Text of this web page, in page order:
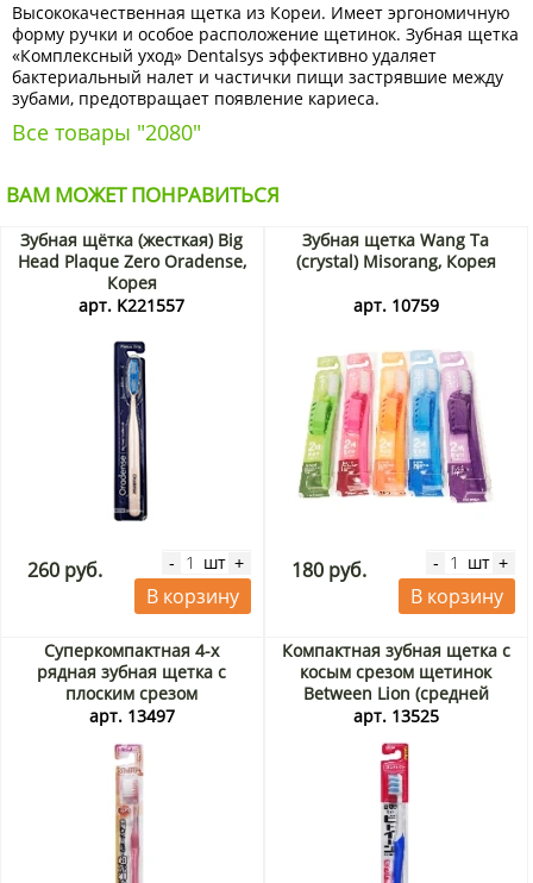
Высококачественная щетка из Кореи. Имеет эргономичную
форму ручки и особое расположение щетинок. Зубная щетка
«Комплексный уход» Dentalsys эффективно удаляет
бактериальный налет и частички пищи застрявшие между
зубами, предотвращает появление кариеса.
Все товары "2080"
ВАМ МОЖЕТ ПОНРАВИТЬСЯ
Зубная щётка (жесткая) Big
Head Plaque Zero Oradense,
Корея
арт. K221557
260 руб. - шт +
В корзину
Зубная щетка Wang Ta
(crystal) Misorang, Корея
арт. 10759
180 руб. - шт +
В корзину
Суперкомпактная 4-х
рядная зубная щетка с
плоским срезом
сверхтонких щетинок и
(мягкая), Япония
арт. 13497
Компактная зубная щетка с
косым срезом щетинок
Between Lion (средней
жесткости), Япония
арт. 13525